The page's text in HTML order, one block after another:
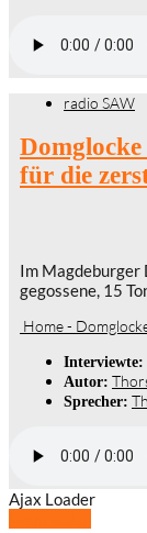
radio SAW
für die
Im Magdeburger
gegossene, 15
Home -
Interviewte:
Autor:
Sprecher:
Ajax Loader